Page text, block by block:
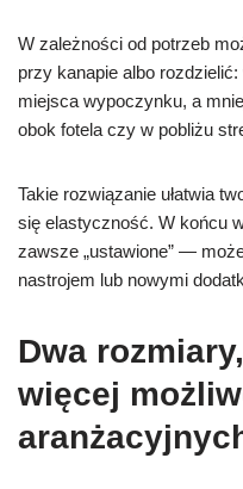
W zależności od potrzeb
przy kanapie albo
miejsca wypoczynku, a
obok fotela czy w pobliżu
Takie rozwiązanie ułatwia
się elastyczność. W końcu
zawsze „ustawione” —
nastrojem lub nowymi
Dwa
więcej